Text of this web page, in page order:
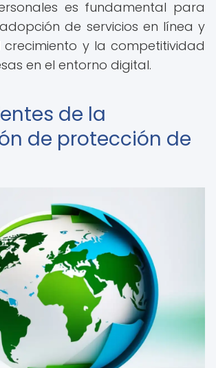
es fundamental para
de servicios en línea y
y la competitividad
en el entorno digital.
de la
de protección de